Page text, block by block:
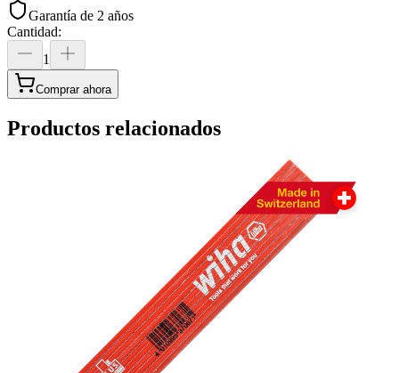
Garantía de 2 años
Cantidad:
1
Comprar ahora
Productos relacionados